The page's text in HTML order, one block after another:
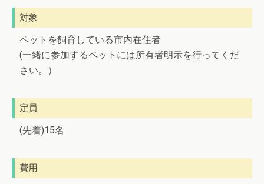
対象
ペットを飼育している市内在住者
(一緒に参加するペットには所有者明示を行ってくだ
さい。）
定員
(先着)15名
費用